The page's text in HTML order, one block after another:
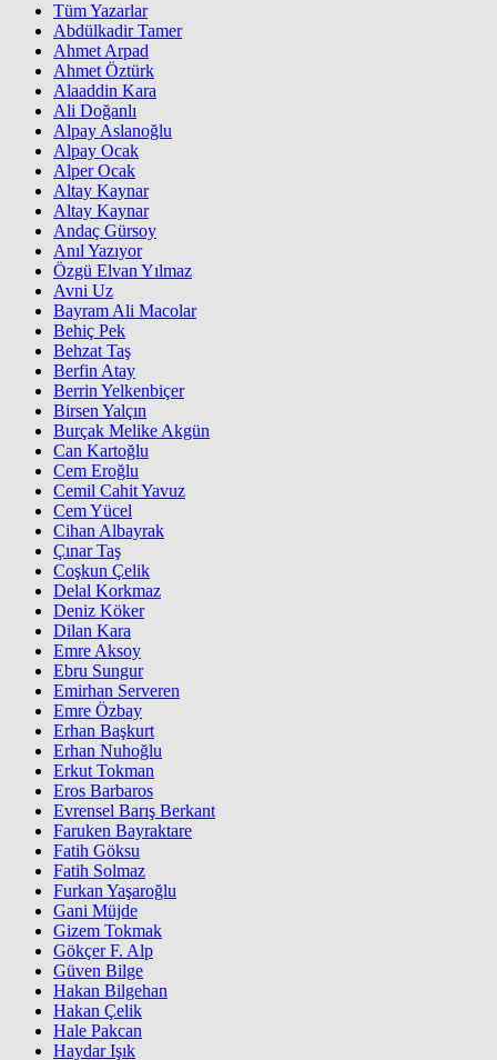
Tüm Yazarlar
Abdülkadir Tamer
Ahmet Arpad
Ahmet Öztürk
Alaaddin Kara
Ali Doğanlı
Alpay Aslanoğlu
Alpay Ocak
Alper Ocak
Altay Kaynar
Altay Kaynar
Andaç Gürsoy
Anıl Yazıyor
Özgü Elvan Yılmaz
Avni Uz
Bayram Ali Macolar
Behiç Pek
Behzat Taş
Berfin Atay
Berrin Yelkenbiçer
Birsen Yalçın
Burçak Melike Akgün
Can Kartoğlu
Cem Eroğlu
Cemil Cahit Yavuz
Cem Yücel
Cihan Albayrak
Çınar Taş
Coşkun Çelik
Delal Korkmaz
Deniz Köker
Dilan Kara
Emre Aksoy
Ebru Sungur
Emirhan Serveren
Emre Özbay
Erhan Başkurt
Erhan Nuhoğlu
Erkut Tokman
Eros Barbaros
Evrensel Barış Berkant
Faruken Bayraktare
Fatih Göksu
Fatih Solmaz
Furkan Yaşaroğlu
Gani Müjde
Gizem Tokmak
Gökçer F. Alp
Güven Bilge
Hakan Bilgehan
Hakan Çelik
Hale Pakcan
Haydar Işık